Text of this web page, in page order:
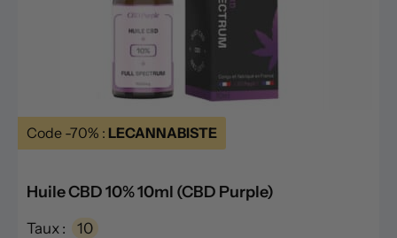
Code -70% : LECANNABISTE
Huile CBD 10% 10ml (CBD Purple)
Taux : 10